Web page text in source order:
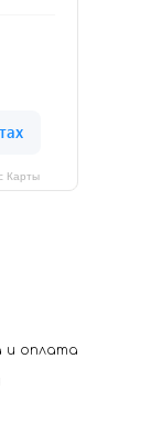
Карты
и оплата